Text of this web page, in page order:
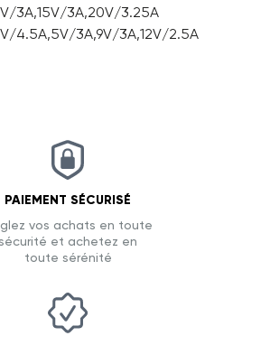
3A,15V/3A,20V/3.25A
4.5A,5V/3A,9V/3A,12V/2.5A
PAIEMENT SÉCURISÉ
vos achats en toute
et achetez en
toute sérénité